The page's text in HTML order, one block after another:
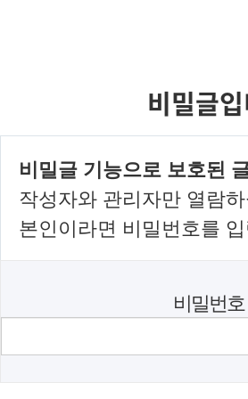
비밀글
비밀글 기능으로 보호된
작성자와 관리자만 열람
본인이라면 비밀번호를
비밀번호